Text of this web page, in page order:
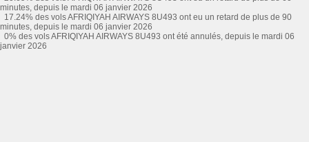
minutes, depuis le mardi 06 janvier 2026
17.24% des vols AFRIQIYAH AIRWAYS 8U493 ont eu un retard de plus de 90
minutes, depuis le mardi 06 janvier 2026
0% des vols AFRIQIYAH AIRWAYS 8U493 ont été annulés, depuis le mardi 06
janvier 2026